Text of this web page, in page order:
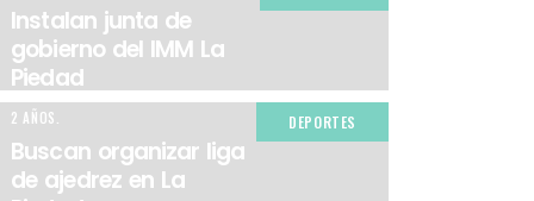
Instalan junta de
gobierno del IMM La
Piedad
2 AÑOS. DEPORTES
Buscan organizar liga
de ajedrez en La